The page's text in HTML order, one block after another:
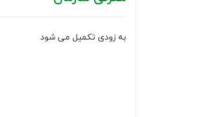
به زودی تکمیل می شود